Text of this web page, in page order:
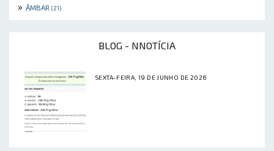
» ÂMBAR (21)
BLOG - NNOTÍCIA
SEXTA-FEIRA, 19 DE JUNHO DE 2026